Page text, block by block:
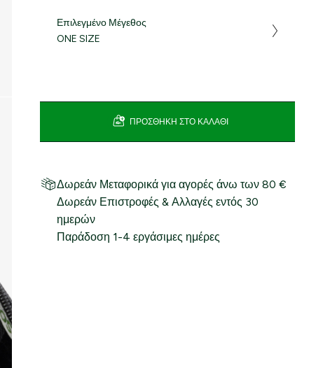
Επιλεγμένο Μέγεθος
ONE SIZE
ΠΡΟΣΘΉΚΗ ΣΤΟ ΚΑΛΆΘΙ
Δωρεάν Μεταφορικά για αγορές άνω των 80 €
Δωρεάν Επιστροφές & Αλλαγές εντός 30
ημερών
Παράδοση 1-4 εργάσιμες ημέρες